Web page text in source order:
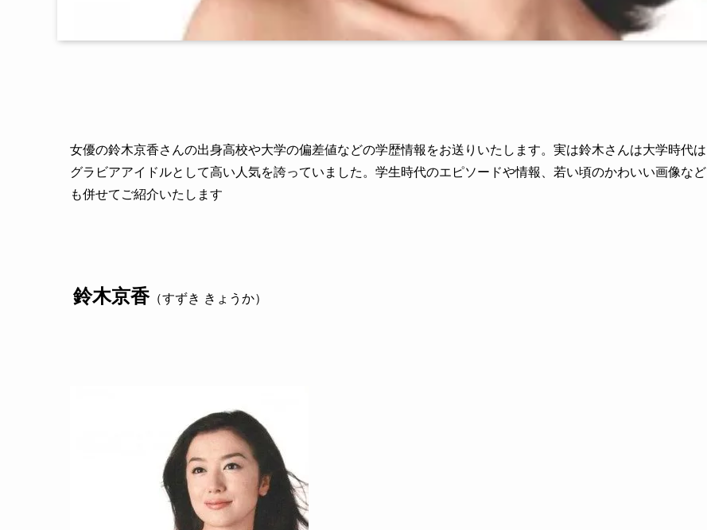
女優の鈴木京香さんの出身高校や大学の偏差値などの学歴情報をお送りいたします。実は鈴木さんは大学時代は
グラビアアイドルとして高い人気を誇っていました。学生時代のエピソードや情報、若い頃のかわいい画像など
も併せてご紹介いたします
鈴木京香（すずき きょうか）